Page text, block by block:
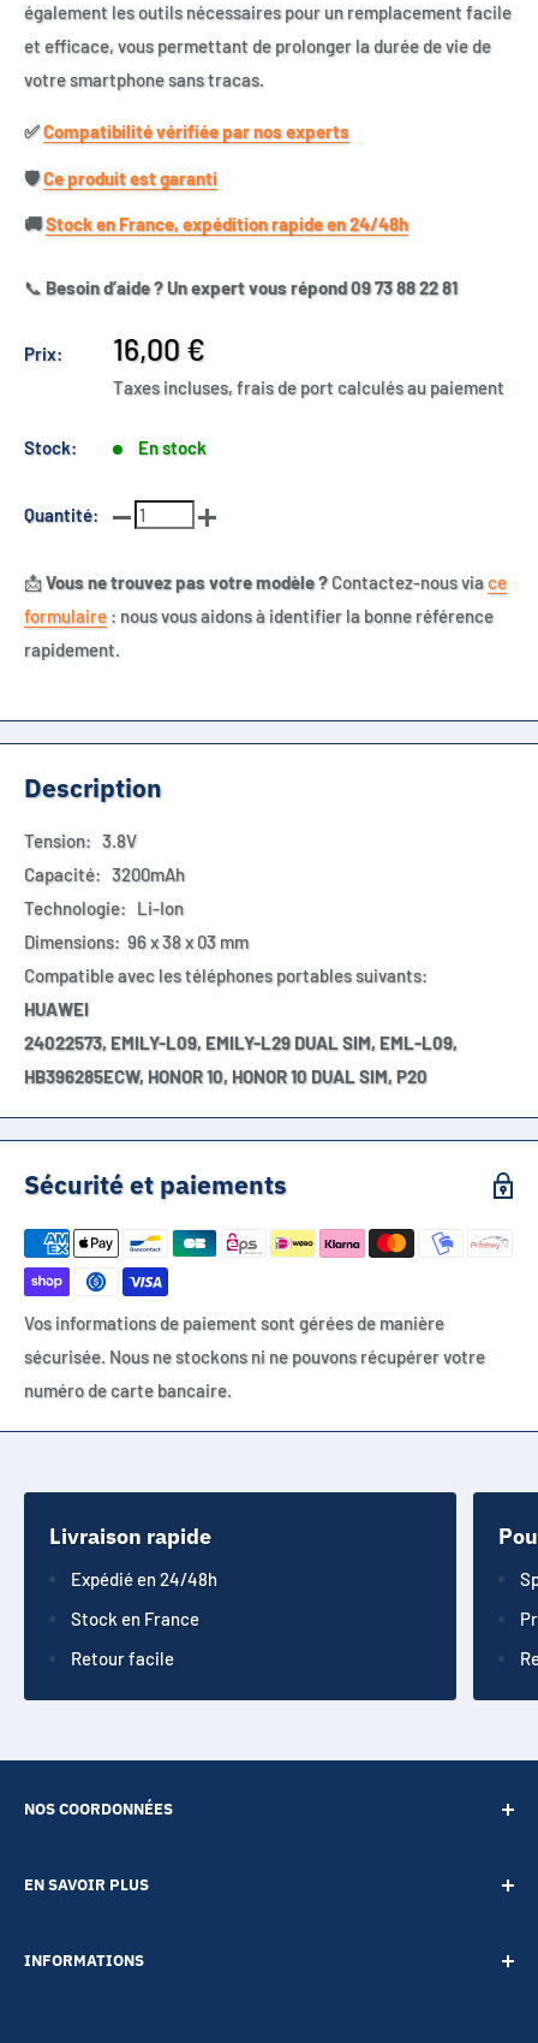
également les outils nécessaires pour un remplacement facile
et efficace, vous permettant de prolonger la durée de vie de
votre smartphone sans tracas.
✅​Compatibilité vérifiée par nos experts
🛡️​Ce produit est garanti
🚚​Stock en France, expédition rapide en 24/48h
📞 Besoin d’aide ? Un expert vous répond 09 73 88 22 81
Prix:
Prix
réduit
16,00 €
Taxes incluses, frais de port calculés au paiement
Stock: En stock
Quantité:
📩Vous ne trouvez pas votre modèle ?Contactez-nous viace
formulaire : nous vous aidons à identifier la bonne référence
rapidement.
Description
Tension: 3.8V
Capacité: 3200mAh
Technologie: Li-Ion
Dimensions: 96 x 38 x 03 mm
Compatible avec les téléphones portables suivants:
HUAWEI
24022573, EMILY-L09, EMILY-L29 DUAL SIM, EML-L09,
HB396285ECW, HONOR 10, HONOR 10 DUAL SIM, P20
Sécurité et paiements
Vos informations de paiement sont gérées de manière
sécurisée. Nous ne stockons ni ne pouvons récupérer votre
numéro de carte bancaire.
Livraison rapide
Expédié en 24/48h
Stock en France
Retour facile
NOS COORDONNÉES
EN SAVOIR PLUS
A propos
INFORMATIONS